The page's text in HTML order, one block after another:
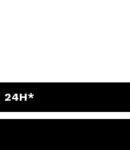
24H*